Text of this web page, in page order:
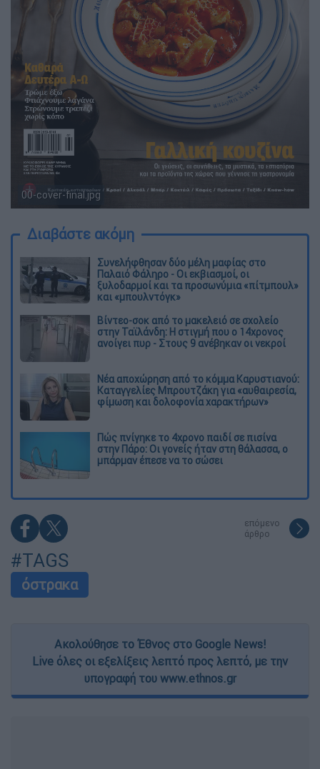
00-cover-final.jpg
Διαβάστε ακόμη
Συνελήφθησαν δύο μέλη μαφίας στο
Παλαιό Φάληρο - Οι εκβιασμοί, οι
ξυλοδαρμοί και τα προσωνύμια «πίτμπουλ»
και «μπουλντόγκ»
Βίντεο-σοκ από το μακελειό σε σχολείο
στην Ταϊλάνδη: Η στιγμή που ο 14χρονος
ανοίγει πυρ - Στους 9 ανέβηκαν οι νεκροί
Νέα αποχώρηση από το κόμμα Καρυστιανού:
Καταγγελίες Μπρουτζάκη για «αυθαιρεσία,
φίμωση και δολοφονία χαρακτήρων»
Πώς πνίγηκε το 4χρονο παιδί σε πισίνα
στην Πάρο: Οι γονείς ήταν στη θάλασσα, ο
μπάρμαν έπεσε να το σώσει
επόμενο
άρθρο
#TAGS
όστρακα
Ακολούθησε το Έθνος στο Google News!
Live όλες οι εξελίξεις λεπτό προς λεπτό, με την
υπογραφή του www.ethnos.gr